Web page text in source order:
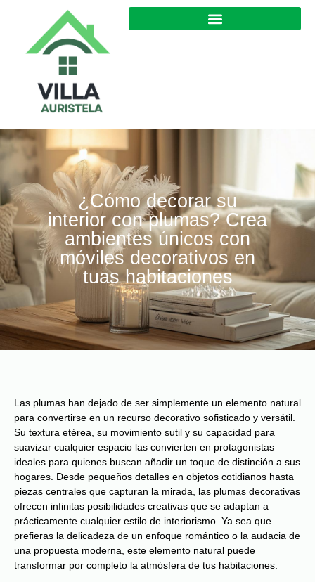
¿Cómo decorar su
interior con plumas? Crea
ambientes únicos con
móviles decorativos en
tuas habitaciones
Las plumas han dejado de ser simplemente un elemento natural
para convertirse en un recurso decorativo sofisticado y versátil.
Su textura etérea, su movimiento sutil y su capacidad para
suavizar cualquier espacio las convierten en protagonistas
ideales para quienes buscan añadir un toque de distinción a sus
hogares. Desde pequeños detalles en objetos cotidianos hasta
piezas centrales que capturan la mirada, las plumas decorativas
ofrecen infinitas posibilidades creativas que se adaptan a
prácticamente cualquier estilo de interiorismo. Ya sea que
prefieras la delicadeza de un enfoque romántico o la audacia de
una propuesta moderna, este elemento natural puede
transformar por completo la atmósfera de tus habitaciones.